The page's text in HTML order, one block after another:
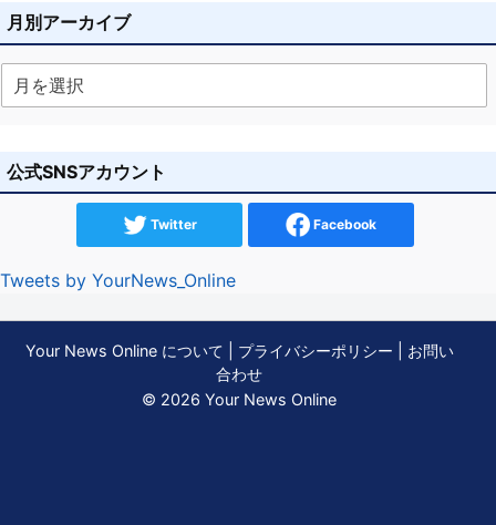
月別アーカイブ
公式SNSアカウント
Twitter Facebook
Tweets by YourNews_Online
Your News Online について プライバシーポリシー
お問い
合わせ
© 2026 Your News Online